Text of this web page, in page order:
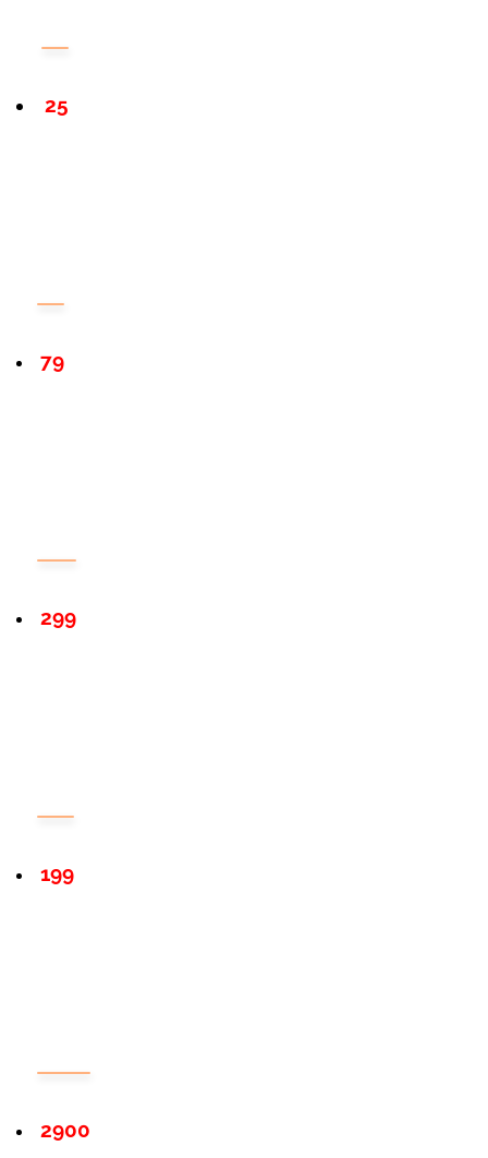
25
79
299
199
2900